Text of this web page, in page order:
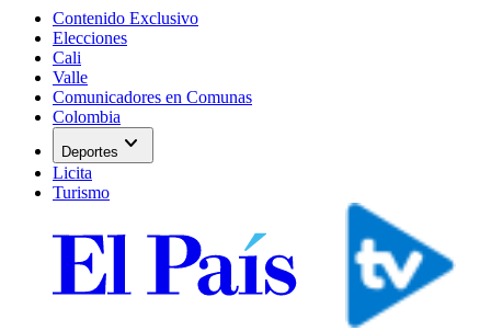
Contenido Exclusivo
Elecciones
Cali
Valle
Comunicadores en Comunas
Colombia
Deportes expand_more
Licita
Turismo